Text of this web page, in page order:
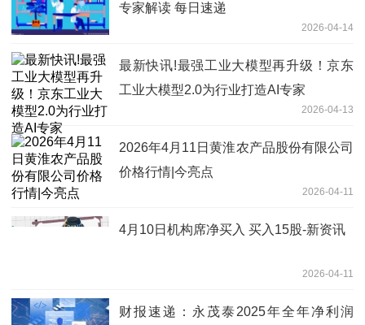
专家解读 每日速递
2026-04-14
最新快讯!最强工业大模型再升级！京东
工业大模型2.0为行业打造AI专家
2026-04-13
2026年4月11日黄淮农产品股份有限公司
价格行情|今亮点
2026-04-11
4月10日机构席净买入 买入15股-新资讯
2026-04-11
财报速递：永茂泰2025年全年净利润